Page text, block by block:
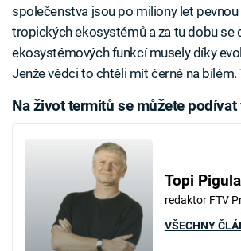
společenstva jsou po miliony let
tropických ekosystémů a za tu dobu se
ekosystémových funkcí musely díky
Jenže vědci to chtěli mít černé na bílém.
Na život termitů se můžete
Topi Pigula
redaktor FTV
VŠECHNY